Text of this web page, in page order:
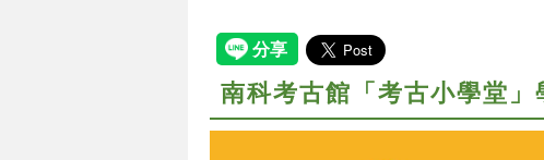
南科考古館「考古小學堂